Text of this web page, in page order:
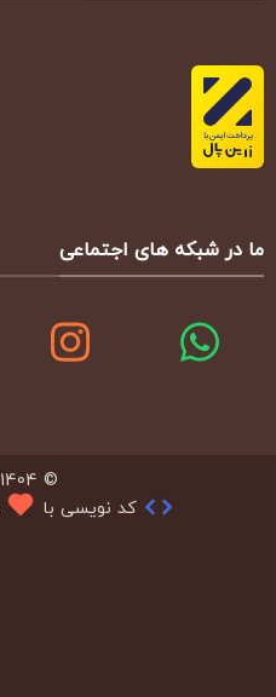
ما در شبکه های اجتماعی
© 1404
کد نویسی با